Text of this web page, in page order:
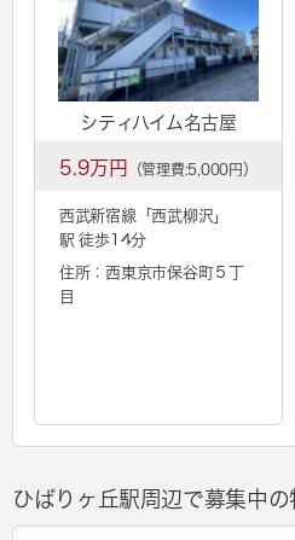
シティハイム名古屋
5.9万円 （管理費:5,000円）
西武新宿線「 西武柳沢 」
駅 徒歩14分
住所：西東京市保谷町５丁
目
ひばりヶ丘駅周辺で募集中の